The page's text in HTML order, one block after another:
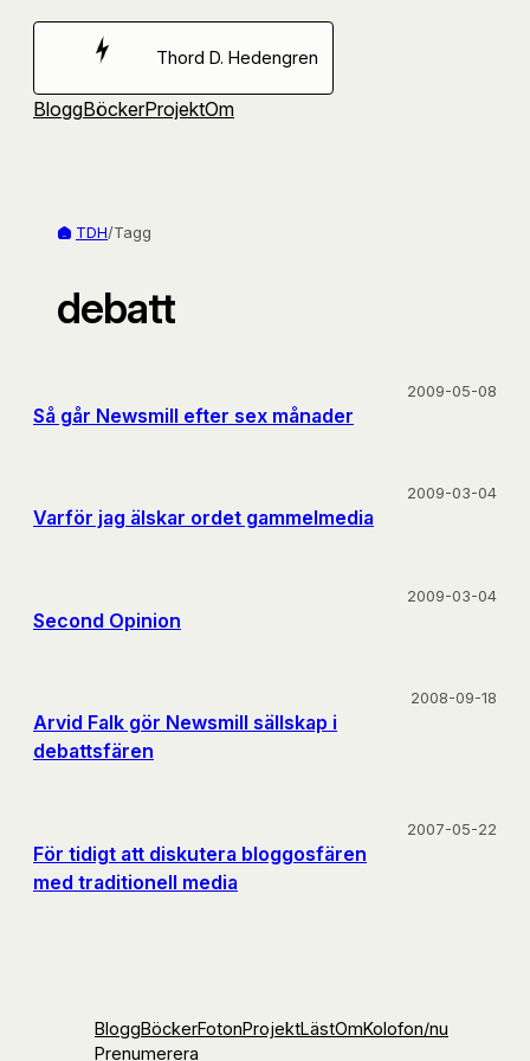
Hoppa
Thord D. Hedengren
BloggBöckerProjektOm
TDH/Tagg
debatt
Så går Newsmill efter sex månader
2009-05-08
Varför jag älskar ordet gammelmedia
2009-03-04
Second Opinion
2009-03-04
Arvid Falk gör Newsmill sällskap i
debattsfären
2008-09-18
För tidigt att diskutera bloggosfären
med traditionell media
2007-05-22
BloggBöckerFotonProjektLästOmKolofon/nu
Prenumerera